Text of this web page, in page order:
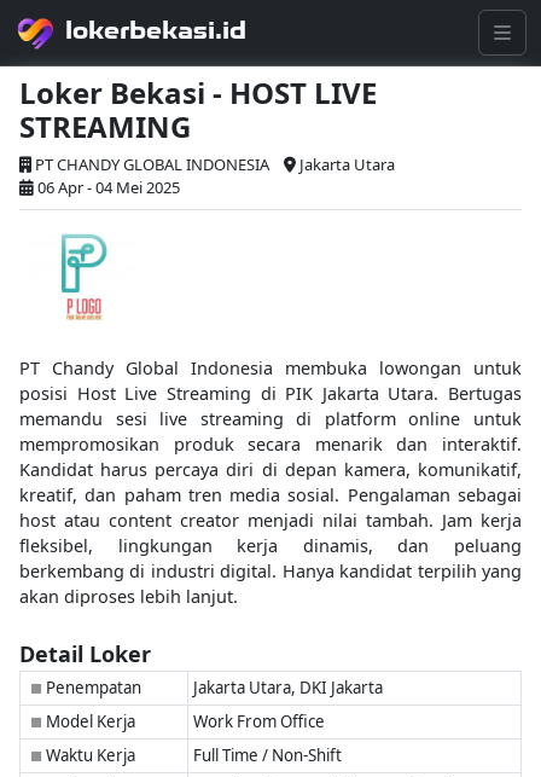
lokerbekasi.id
Loker Bekasi - HOST LIVE
STREAMING
PT CHANDY GLOBAL INDONESIA
Jakarta Utara
06 Apr - 04 Mei 2025
PT Chandy Global Indonesia membuka lowongan untuk
posisi Host Live Streaming di PIK Jakarta Utara. Bertugas
memandu sesi live streaming di platform online untuk
mempromosikan produk secara menarik dan interaktif.
Kandidat harus percaya diri di depan kamera, komunikatif,
kreatif, dan paham tren media sosial. Pengalaman sebagai
host atau content creator menjadi nilai tambah. Jam kerja
fleksibel, lingkungan kerja dinamis, dan peluang
berkembang di industri digital. Hanya kandidat terpilih yang
akan diproses lebih lanjut.
Detail Loker
■ Penempatan Jakarta Utara, DKI Jakarta
■ Model Kerja Work From Office
■ Waktu Kerja Full Time / Non-Shift